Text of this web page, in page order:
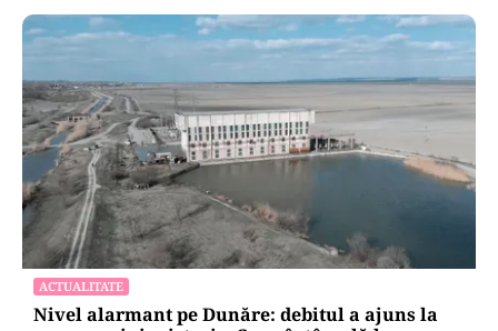
ACTUALITATE
Nivel alarmant pe Dunăre: debitul a ajuns la